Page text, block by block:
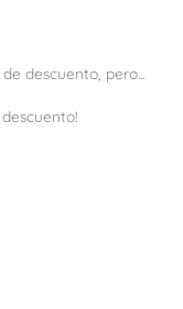
descuento, pero...
descuento!